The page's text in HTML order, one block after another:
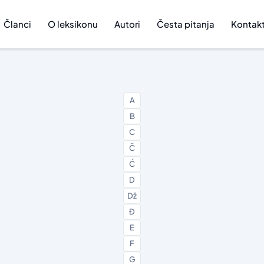
Članci O leksikonu Autori Česta pitanja
A
B
C
Č
Ć
D
Dž
Đ
E
F
G